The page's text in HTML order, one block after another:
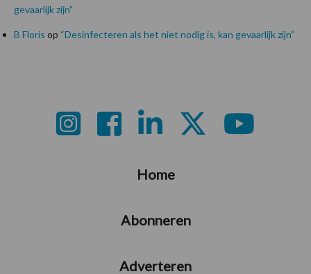
gevaarlijk zijn”
B Floris op “Desinfecteren als het niet nodig is, kan gevaarlijk zijn”
Home
Abonneren
Adverteren